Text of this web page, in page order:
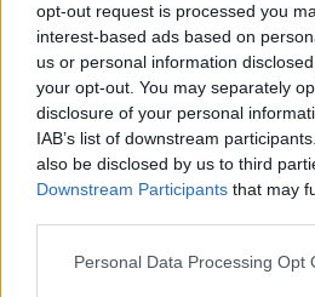
opt-out request is processed you
interest-based ads based on
us or personal information
your opt-out. You may separately
disclosure of your personal
IAB’s list of downstream
also be disclosed by us to third
Downstream Participants that may
Personal Data Processing Opt
Pas dans la liste
Efficacité
Quantité effets secondaires
Suite à consultation d'un
Parkinson semblait s'être
conviction profonde du
contraint de prendre du
doses de 2 gélules chaque fois.